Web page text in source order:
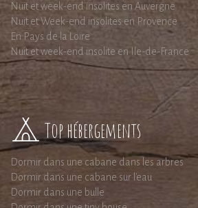
Nuit et week-end insolites en Auvergne
Nuit et Week-end insolites en Provence
En Pays de la Loire
Nuit et week-end insolite en Ile-de-France
Top hébergements
Dormir dans une cabane dans les arbres
Dormir dans une cabane sur l'eau
Dormir dans une bulle